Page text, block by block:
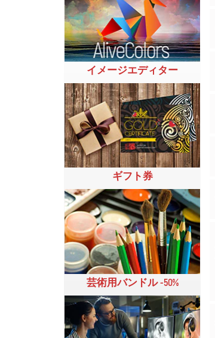
イメージエディター
ギフト券
芸術用バンドル -50%